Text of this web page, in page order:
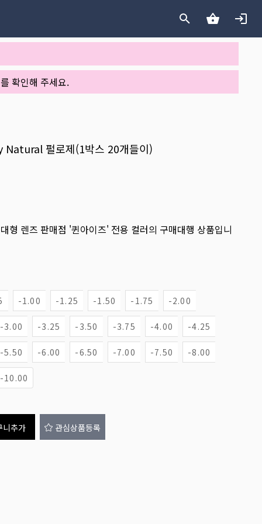
확인해 주세요.
Natural 펄로제(1박스 20개들이)
형 렌즈 판매점 '퀸아이즈' 전용 컬러의 구매대행 상품입니
-1.00 -1.25 -1.50 -1.75 -2.00
-3.00 -3.25 -3.50 -3.75 -4.00 -4.25
-5.50 -6.00 -6.50 -7.00 -7.50 -8.00
-10.00
니추가 관심상품등록